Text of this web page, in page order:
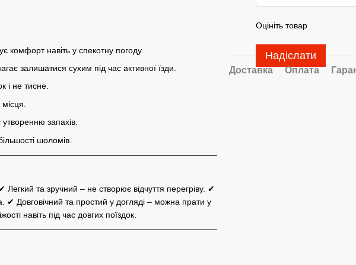
комфорт навіть у спекотну погоду.
залишатися сухим під час активної їзди.
і не тисне.
утворенню запахів.
шоломів.
та зручний – не створює відчуття перегріву. ✔
✔ Довговічний та простий у догляді – можна прати у
навіть під час довгих поїздок.
Оцініть товар
Надіслати
Доставка Оплата